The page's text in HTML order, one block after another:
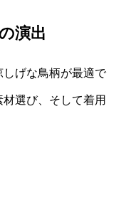
演出
げな鳥柄が最適で
選び、そして着用